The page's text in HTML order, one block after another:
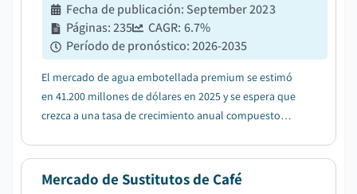
Fecha de publicación: September 2023
Páginas:235 CAGR: 6.7%
Período de pronóstico:2026-2035
El mercado de agua embotellada premium se estimó
en 41.200 millones de dólares en 2025 y se espera que
crezca a una tasa de crecimiento anual compuesto
cambio del consumo de bebidas azucaradas al d...
Mercado de Sustitutos de Café